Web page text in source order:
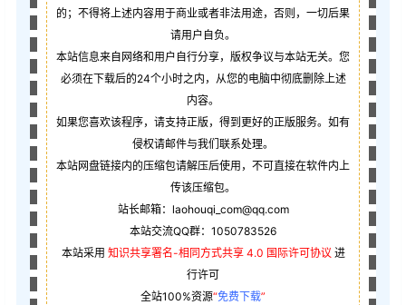
的；不得将上述内容用于商业或者非法用途，否则，一切后果
请用户自负。
本站信息来自网络和用户自行分享，版权争议与本站无关。您
必须在下载后的24个小时之内，从您的电脑中彻底删除上述
内容。
如果您喜欢该程序，请支持正版，得到更好的正版服务。如有
侵权请邮件与我们联系处理。
本站网盘链接内的压缩包请解压后使用，不可直接在软件内上
传该压缩包。
站长邮箱：laohouqi_com@qq.com
本站交流QQ群：1050783526
本站采用 知识共享署名-相同方式共享 4.0 国际许可协议 进
行许可
全站100%资源“免费下载”